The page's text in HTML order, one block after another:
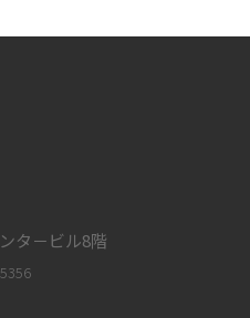
タ－ビル8階